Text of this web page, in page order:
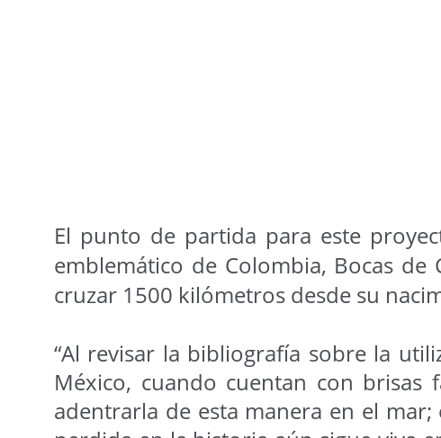
El punto de partida para este
emblemático de Colombia, Bocas
cruzar 1500 kilómetros desde su
“Al revisar la bibliografía sobre la
México, cuando cuentan con
adentrarla de esta manera en el